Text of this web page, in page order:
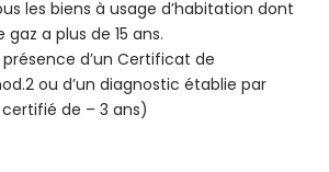
les biens à usage d’habitation dont
gaz a plus de 15 ans.
d’un Certificat de
ou d’un diagnostic établie par
de – 3 ans)